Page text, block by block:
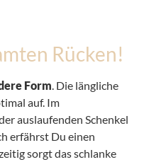
Rücken!
Form. Die längliche
auf. Im
auslaufenden Schenkel
erfährst Du einen
sorgt das schlanke